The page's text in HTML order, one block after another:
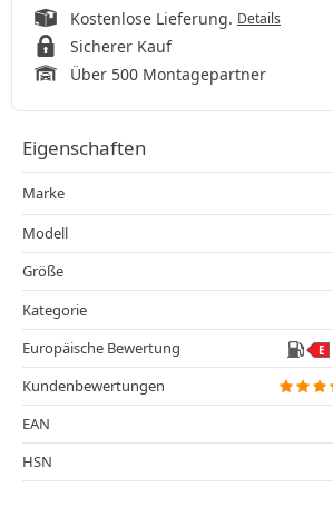
Kostenlose Lieferung. Details
Sicherer Kauf
Über 500 Montagepartner
Eigenschaften
Marke
Modell
Größe
Kategorie
Europäische Bewertung
E
Kundenbewertungen
EAN
HSN